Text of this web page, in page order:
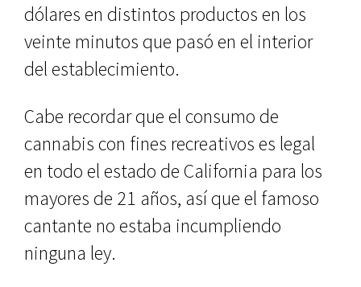
dólares en distintos productos en los
veinte minutos que pasó en el interior
del establecimiento.
Cabe recordar que el consumo de
cannabis con fines recreativos es legal
en todo el estado de California para los
mayores de 21 años, así que el famoso
cantante no estaba incumpliendo
ninguna ley.